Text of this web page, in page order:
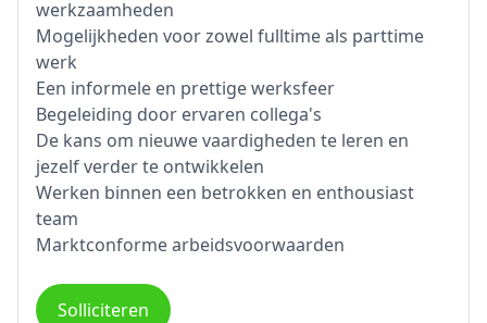
werkzaamheden
Mogelijkheden voor zowel fulltime als parttime
werk
Een informele en prettige werksfeer
Begeleiding door ervaren collega's
De kans om nieuwe vaardigheden te leren en
jezelf verder te ontwikkelen
Werken binnen een betrokken en enthousiast
team
Marktconforme arbeidsvoorwaarden
Solliciteren